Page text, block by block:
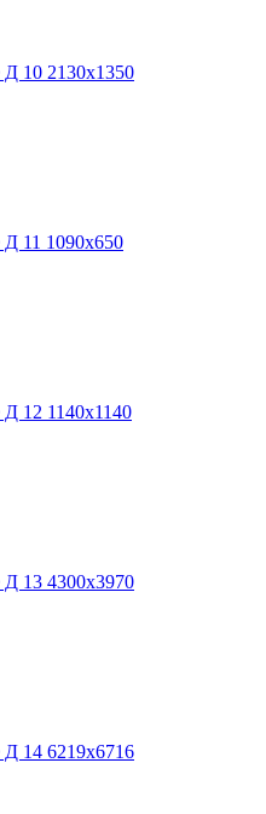
10 2130х1350
11 1090х650
12 1140х1140
13 4300х3970
14 6219х6716